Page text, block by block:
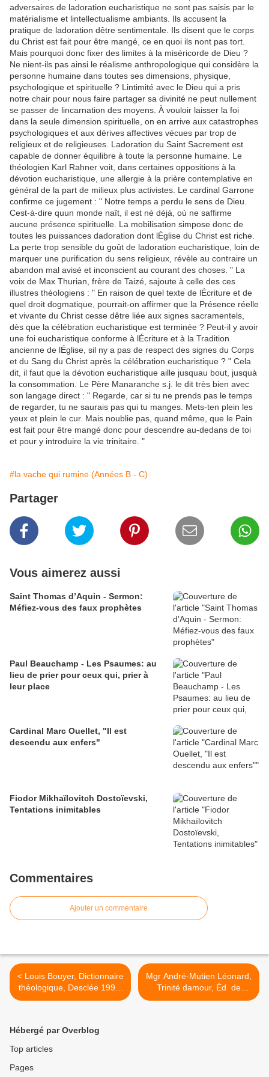
adversaires de ladoration eucharistique ne sont pas saisis par le
matérialisme et lintellectualisme ambiants. Ils accusent la
pratique de ladoration dêtre sentimentale. Ils disent que le corps
du Christ est fait pour être mangé, ce en quoi ils nont pas tort.
Mais pourquoi donc fixer des limites à la miséricorde de Dieu ?
Ne nient-ils pas ainsi le réalisme anthropologique qui considère la
personne humaine dans toutes ses dimensions, physique,
psychologique et spirituelle ? Lintimité avec le Dieu qui a pris
notre chair pour nous faire partager sa divinité ne peut nullement
se passer de lincarnation des moyens. À vouloir laisser la foi
dans la seule dimension spirituelle, on en arrive aux catastrophes
psychologiques et aux dérives affectives vécues par trop de
religieux et de religieuses. Ladoration du Saint Sacrement est
capable de donner équilibre à toute la personne humaine. Le
théologien Karl Rahner voit, dans certaines oppositions à la
dévotion eucharistique, une allergie à la prière contemplative en
général de la part de milieux plus activistes. Le cardinal Garrone
confirme ce jugement : " Notre temps a perdu le sens de Dieu.
Cest-à-dire quun monde naît, il est né déjà, où ne saffirme
aucune présence spirituelle. La mobilisation simpose donc de
toutes les puissances dadoration dont lÉglise du Christ est riche.
La perte trop sensible du goût de ladoration eucharistique, loin de
marquer une purification du sens religieux, révèle au contraire un
abandon mal avisé et inconscient au courant des choses. " La
voix de Max Thurian, frère de Taizé, sajoute à celle des ces
illustres théologiens : " En raison de quel texte de lÉcriture et de
quel droit dogmatique, pourrait-on affirmer que la Présence réelle
et vivante du Christ cesse dêtre liée aux signes sacramentels,
dès que la célébration eucharistique est terminée ? Peut-il y avoir
une foi eucharistique conforme à lÉcriture et à la Tradition
ancienne de lÉglise, sil ny a pas de respect des signes du Corps
et du Sang du Christ après la célébration eucharistique ? " Cela
dit, il faut que la dévotion eucharistique aille jusquau bout, jusquà
la consommation. Le Père Manaranche s.j. le dit très bien avec
son langage direct : " Regarde, car si tu ne prends pas le temps
de regarder, tu ne saurais pas qui tu manges. Mets-ten plein les
yeux et plein le cur. Mais noublie pas, quand même, que le Pain
est fait pour être mangé donc pour descendre au-dedans de toi
et pour y introduire la vie trinitaire. "
#la vache qui rumine (Années B - C)
Partager
Vous aimerez aussi
Saint Thomas d’Aquin - Sermon:
Méfiez-vous des faux prophètes
Paul Beauchamp - Les Psaumes: au
lieu de prier pour ceux qui, prier à
leur place
Cardinal Marc Ouellet, "Il est
descendu aux enfers"
Fiodor Mikhaïlovitch Dostoïevski,
Tentations inimitables
Commentaires
Ajouter un commentaire
< Louis Bouyer, Dictionnaire
théologique, Desclée 1990,
art. " Communion "
Mgr André-Mutien Léonard,
Trinité damour, Éd. de
l'Emmanuel, p. 73-81 (1e
Hébergé par Overblog
Top articles
Pages